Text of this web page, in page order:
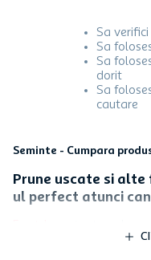
Sa
Sa
Sa
dorit
Sa
cautare
Seminte - Cumpara
Prune uscate si
ul perfect atunci
care le aduc in organismul